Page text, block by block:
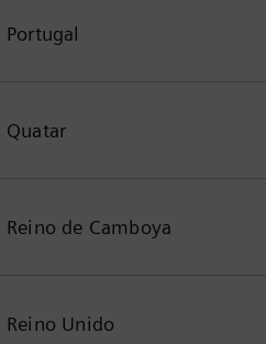
Portugal
Quatar
Reino de Camboya
Reino Unido